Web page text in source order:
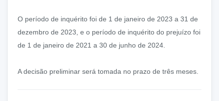
O período de inquérito foi de 1 de janeiro de 2023 a 31 de
dezembro de 2023, e o período de inquérito do prejuízo foi
de 1 de janeiro de 2021 a 30 de junho de 2024.
A decisão preliminar será tomada no prazo de três meses.